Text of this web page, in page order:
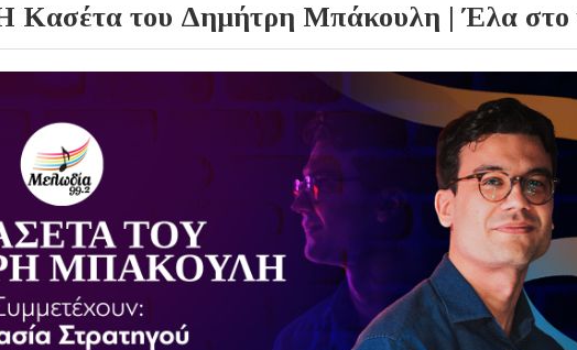
του Δημήτρη Μπάκουλη | Έλα στο